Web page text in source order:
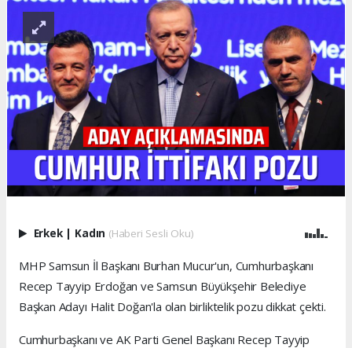
Erkek | Kadın (Haberi Sesli Oku)
MHP Samsun İl Başkanı Burhan Mucur'un, Cumhurbaşkanı
Recep Tayyip Erdoğan ve Samsun Büyükşehir Belediye
Başkan Adayı Halit Doğan'la olan birliktelik pozu dikkat çekti.
Cumhurbaşkanı ve AK Parti Genel Başkanı Recep Tayyip